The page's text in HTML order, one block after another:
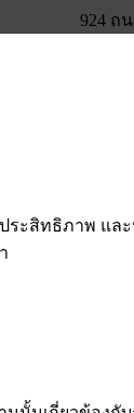
924 ถ
ระสิทธิภาพ แล